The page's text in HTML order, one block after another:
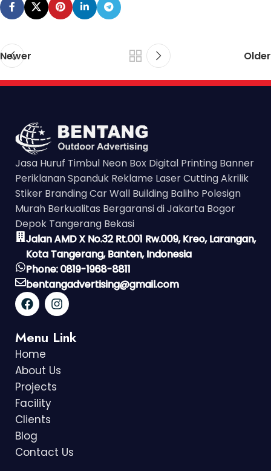
Newer Older
Jasa Huruf Timbul Neon Box Digital Printing Banner
Periklanan Spanduk Reklame Laser Cutting Akrilik
Stiker Branding Car Wall Building Baliho Polesign
Murah Berkualitas Bergaransi di Jakarta Bogor
Depok Tangerang Bekasi
Jalan AMD X No.32 Rt.001 Rw.009, Kreo, Larangan,
Kota Tangerang, Banten, Indonesia
Phone: 0819-1968-8811
bentangadvertising@gmail.com
Menu Link
Home
About Us
Projects
Facility
Clients
Blog
Contact Us